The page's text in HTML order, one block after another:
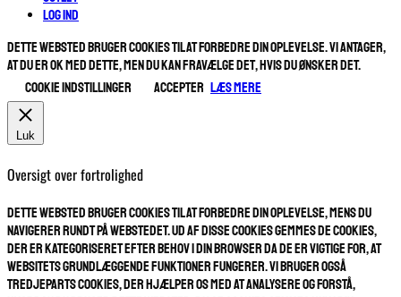
Log ind
Dette websted bruger cookies til at forbedre din oplevelse. Vi antager,
at du er ok med dette, men du kan fravælge det, hvis du ønsker det.
Cookie indstillinger
ACCEPTER Læs mere
Luk
Oversigt over fortrolighed
Dette websted bruger cookies til at forbedre din oplevelse, mens du
navigerer rundt på webstedet. Ud af disse cookies gemmes de cookies,
der er kategoriseret efter behov i din browser da de er vigtige for, at
websitets grundlæggende funktioner fungerer. Vi bruger også
tredjeparts cookies, der hjælper os med at analysere og forstå,